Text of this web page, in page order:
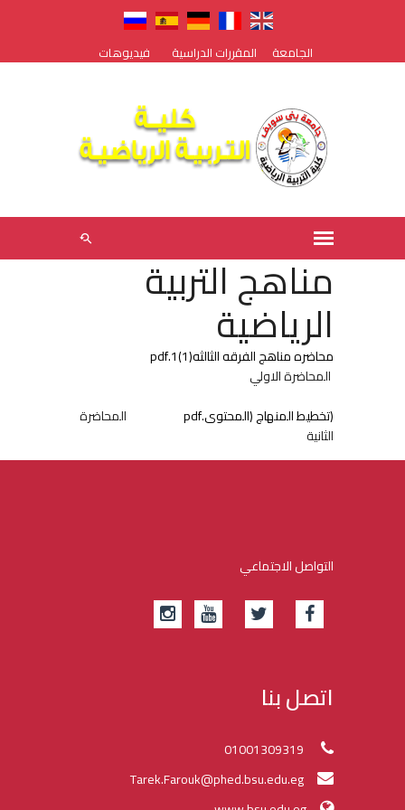
الجامعة المقررات الدراسية فيديوهات
مناهج التربية
الرياضية
محاضره مناهج الفرقه الثالثه(1)1.pdf
المحاضرة الاولي
(تخطيط المنهاج (المحتوى.pdf
المحاضرة
الثانية
التواصل الاجتماعي
اتصل بنا